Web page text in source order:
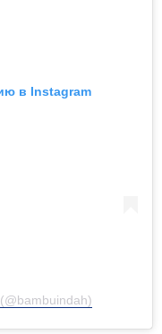
в Instagram